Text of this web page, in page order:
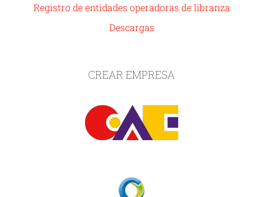
Registro de entidades operadoras de libranza
Descargas
CREAR EMPRESA